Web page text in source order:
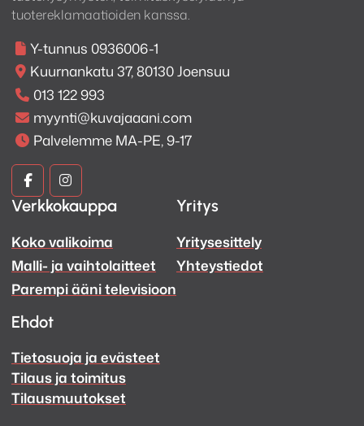
tuotereklamaatioiden kanssa.
Y-tunnus 0936006-1
Kuurnankatu 37, 80130 Joensuu
013 122 993
myynti@kuvajaaani.com
Palvelemme MA-PE, 9-17
Kuva
ja
Ääni
Facebook
Kuva
ja
Ääni
Instagram
Verkkokauppa
Koko valikoima
Malli- ja vaihtolaitteet
Parempi ääni televisioon
Yritys
Yritysesittely
Yhteystiedot
Ehdot
Tietosuoja ja evästeet
Tilaus ja toimitus
Tilausmuutokset